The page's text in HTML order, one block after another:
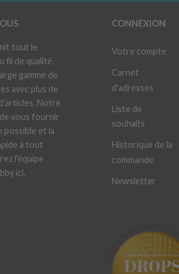
tout le
fil de qualité.
gamme de
avec plus de
Notre
vous fournir
possible et la
à tout
l'équipe
ici.
CONNEXION
Votre compte
Carnet
d'adresses
Liste de
souhaits
Historique de la
commande
Newsletter